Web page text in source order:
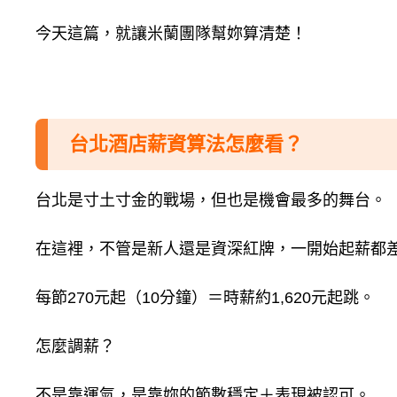
今天這篇，就讓米蘭團隊幫妳算清楚！
台北酒店薪資算法怎麼看？
台北是寸土寸金的戰場，但也是機會最多的舞台。
在這裡，不管是新人還是資深紅牌，一開始起薪都
每節270元起（10分鐘）＝時薪約1,620元起跳。
怎麼調薪？